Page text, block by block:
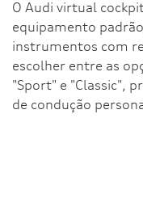
O Audi virtual
equipamento
instrumentos com
escolher entre as
"Sport" e "Classic",
de condução